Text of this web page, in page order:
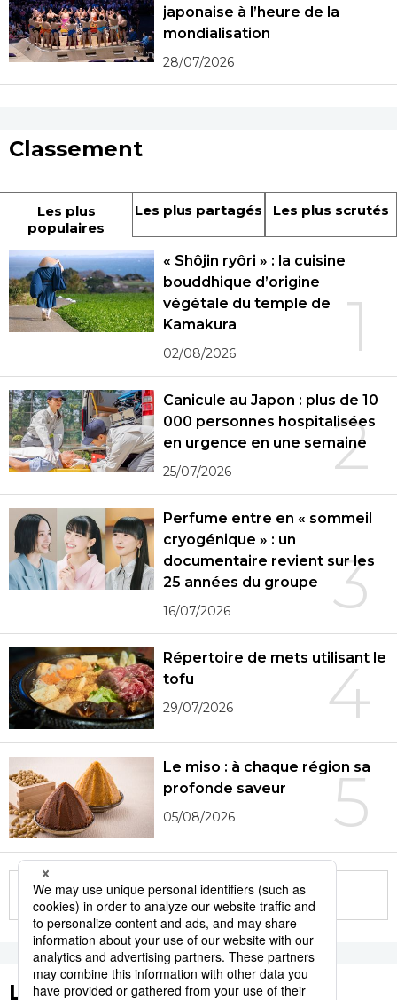
japonaise à l’heure de la
mondialisation
28/07/2026
Classement
Les plus
populaires
Les plus partagés Les plus scrutés
1
« Shôjin ryôri » : la cuisine
bouddhique d’origine
végétale du temple de
Kamakura
02/08/2026
2
Canicule au Japon : plus de 10
000 personnes hospitalisées
en urgence en une semaine
25/07/2026
3
Perfume entre en « sommeil
cryogénique » : un
documentaire revient sur les
25 années du groupe
16/07/2026
4
Répertoire de mets utilisant le
tofu
29/07/2026
5
Le miso : à chaque région sa
profonde saveur
05/08/2026
More in this series
Les tags populaires